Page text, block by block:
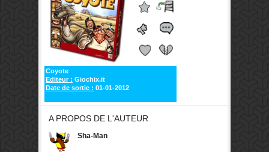
Coyote
Editeur : Giochix.it
Date de sortie : 01-01-2012
A PROPOS DE L'AUTEUR
Sha-Man